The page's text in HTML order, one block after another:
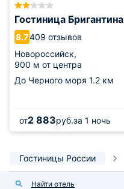
Гостиница Бригантина
8.7409 отзывов
Новороссийск,
900 м от центра
До Черного моря 1.2 км
от2 883руб.за 1 ночь
Гостиницы России
Найти отель